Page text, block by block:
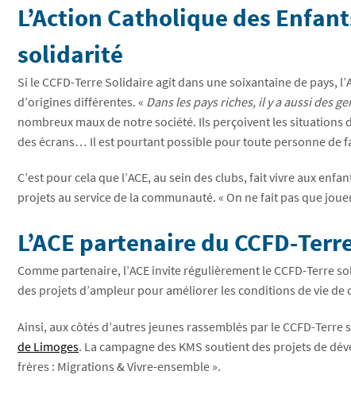
L’Action Catholique des
solidarité
Si le CCFD-Terre Solidaire agit dans une soixantaine de
d’origines différentes. « Dans les pays riches, il y a aussi des
nombreux maux de notre société. Ils perçoivent les
des écrans… Il est pourtant possible pour toute personne de
C’est pour cela que l’ACE, au sein des clubs, fait vivre aux
projets au service de la communauté. « On ne fait pas que
L’ACE partenaire du CCFD-
Comme partenaire, l’ACE invite régulièrement le CCFD-
des projets d’ampleur pour améliorer les conditions de vie de
Ainsi, aux côtés d’autres jeunes rassemblés par le CCFD-
de Limoges. La campagne des KMS soutient des projets de
frères : Migrations & Vivre-ensemble ».